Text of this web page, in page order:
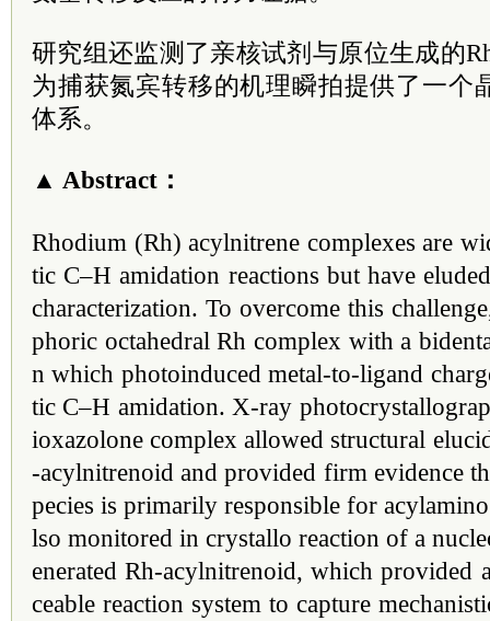
研究组还监测了亲核试剂与原位生成的
为捕获氮宾转移的机理瞬拍提供了一个
体系。
▲ Abstract：
Rhodium (Rh) acylnitrene complexes are
tic C–H amidation reactions but have
characterization. To overcome this
phoric octahedral Rh complex with a
n which photoinduced metal-to-ligand
tic C–H amidation. X-ray
ioxazolone complex allowed structural
-acylnitrenoid and provided firm evidence
pecies is primarily responsible for
lso monitored in crystallo reaction of a
enerated Rh-acylnitrenoid, which provided
ceable reaction system to capture